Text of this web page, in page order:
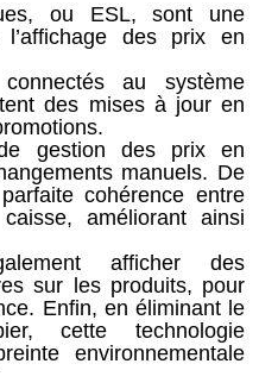
ou ESL, sont une
des prix en
au système
des mises à jour en
gestion des prix en
manuels. De
cohérence entre
améliorant ainsi
afficher des
sur les produits, pour
Enfin, en éliminant le
cette technologie
environnementale